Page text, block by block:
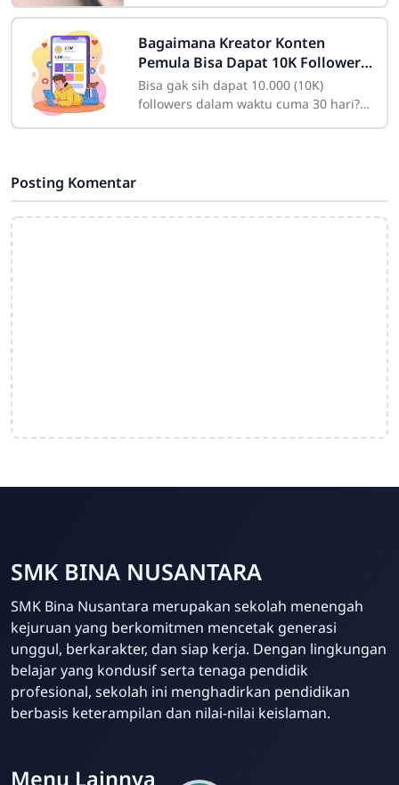
Admin Sekolah
Online
terlihat seperti "sandi rumput" yang
Bagaimana Kreator Konten
Pemula Bisa Dapat 10K Followers
dalam Sebulan
Bisa gak sih dapat 10.000 (10K)
followers dalam waktu cuma 30 hari?
Posting Komentar
SMK BINA NUSANTARA
SMK Bina Nusantara merupakan sekolah menengah
kejuruan yang berkomitmen mencetak generasi
unggul, berkarakter, dan siap kerja. Dengan lingkungan
belajar yang kondusif serta tenaga pendidik
profesional, sekolah ini menghadirkan pendidikan
berbasis keterampilan dan nilai-nilai keislaman.
Menu Lainnya